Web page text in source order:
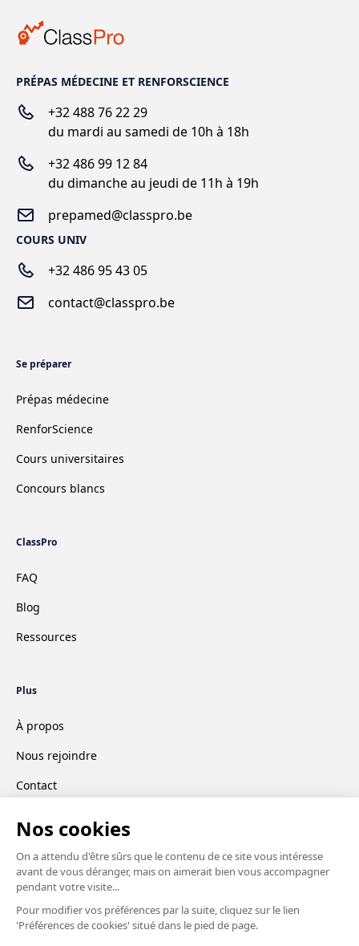
PRÉPAS MÉDECINE ET RENFORSCIENCE
+32 488 76 22 29
du mardi au samedi de 10h à 18h
+32 486 99 12 84
du dimanche au jeudi de 11h à 19h
prepamed@classpro.be
COURS UNIV
+32 486 95 43 05
contact@classpro.be
Se préparer
Prépas médecine
RenforScience
Cours universitaires
Concours blancs
ClassPro
FAQ
Blog
Ressources
Plus
À propos
Nous rejoindre
Contact